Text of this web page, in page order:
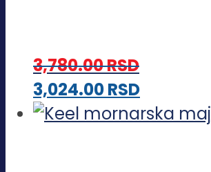
stranici
proizvoda.
biti
3,780.00RSD
3,024.00RSDOvaj
proizvod